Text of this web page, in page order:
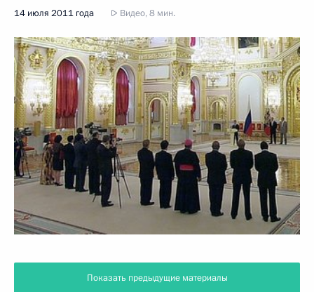
14 июля 2011 года Видео, 8 мин.
Показать предыдущие материалы